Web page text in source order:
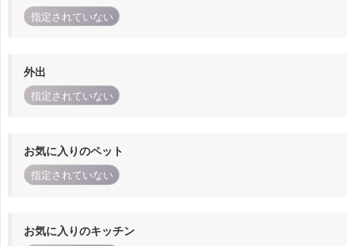
指定されていない
外出
指定されていない
お気に入りのペット
指定されていない
お気に入りのキッチン